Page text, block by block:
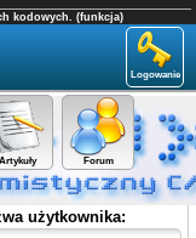
kodowych. (funkcja)
Logowanie
Artykuły Forum
Panel użytkownika
użytkownika: